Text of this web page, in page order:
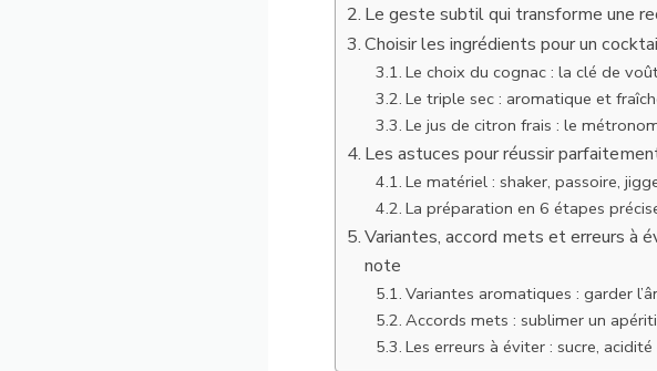
Le geste subtil qui transforme une
Choisir les ingrédients pour un
Le choix du cognac : la clé de
Le triple sec : aromatique et
Le jus de citron frais : le
Les astuces pour réussir
Le matériel : shaker, passoire,
La préparation en 6 étapes
Variantes, accord mets et erreurs à
note
Variantes aromatiques : garder
Accords mets : sublimer un
Les erreurs à éviter : sucre,